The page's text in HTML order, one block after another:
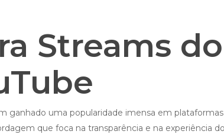
Streams
ganhado uma popularidade imensa em
que foca na transparência e na experiência